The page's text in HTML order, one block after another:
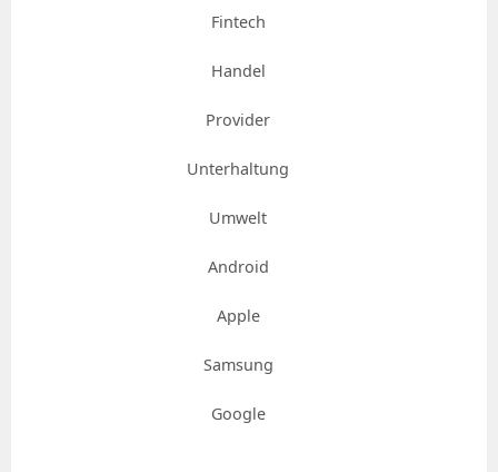
Fintech
Handel
Provider
Unterhaltung
Umwelt
Android
Apple
Samsung
Google